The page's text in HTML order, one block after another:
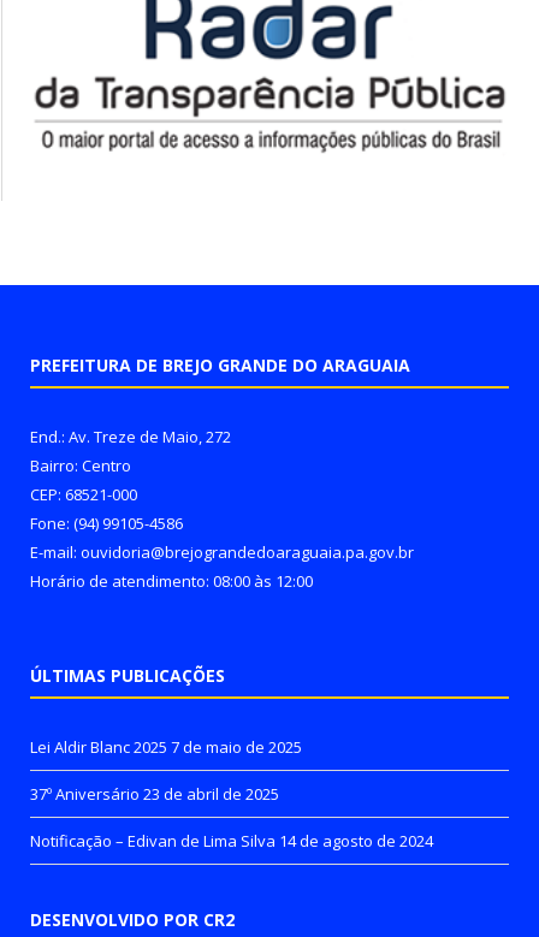
PREFEITURA DE BREJO GRANDE DO ARAGUAIA
End.: Av. Treze de Maio, 272
Bairro: Centro
CEP: 68521-000
Fone: (94) 99105-4586
E-mail: ouvidoria@brejograndedoaraguaia.pa.gov.br
Horário de atendimento: 08:00 às 12:00
ÚLTIMAS PUBLICAÇÕES
Lei Aldir Blanc 2025 7 de maio de 2025
37º Aniversário 23 de abril de 2025
Notificação – Edivan de Lima Silva 14 de agosto de 2024
DESENVOLVIDO POR CR2